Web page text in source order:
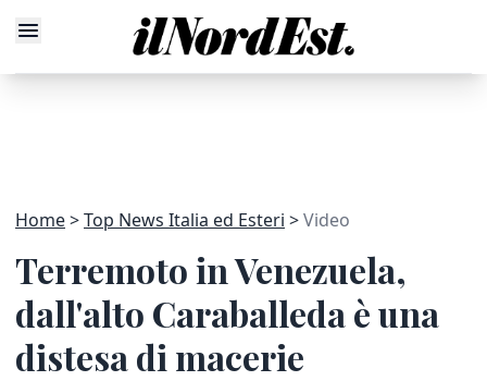
Home Top News Italia ed Esteri Video
Terremoto in Venezuela,
dall'alto Caraballeda è una
distesa di macerie